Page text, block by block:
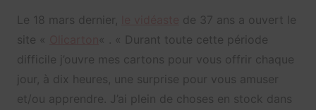
Le 18 mars dernier,
de 37 ans a ouvert le
site «
« . « Durant toute cette période
difficile j’ouvre mes cartons pour vous offrir chaque
jour, à dix heures, une surprise pour vous amuser
et/ou apprendre. J’ai plein de choses en stock dans